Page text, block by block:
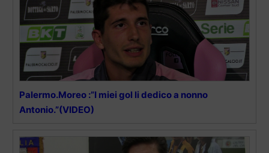
Palermo.Moreo :”I miei gol li dedico a nonno
Antonio.”(VIDEO)